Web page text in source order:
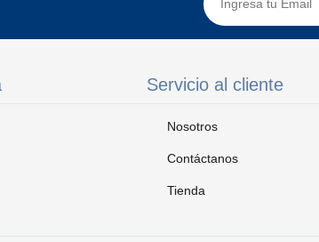
Servicio al cliente
Nosotros
Contáctanos
Tienda